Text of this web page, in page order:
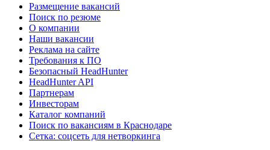
Размещение вакансий
Поиск по резюме
О компании
Наши вакансии
Реклама на сайте
Требования к ПО
Безопасный HeadHunter
HeadHunter API
Партнерам
Инвесторам
Каталог компаний
Поиск по вакансиям в Краснодаре
Сетка: соцсеть для нетворкинга